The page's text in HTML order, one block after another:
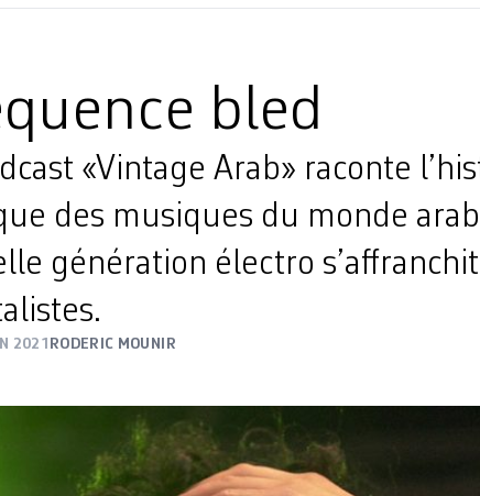
bled
«Vintage Arab» raconte
des musiques du monde
génération électro
2021 RODERIC MOUNIR